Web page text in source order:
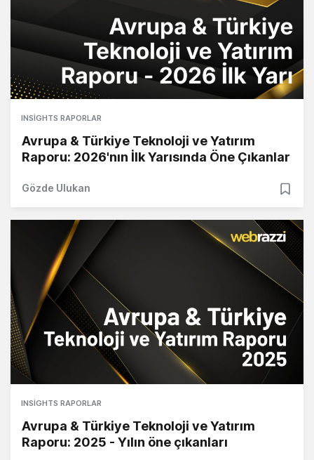
INSIGHTS RAPORLAR
Avrupa & Türkiye Teknoloji ve Yatırım
Raporu: 2026'nın İlk Yarısında Öne Çıkanlar
Gözde Ulukan
INSIGHTS RAPORLAR
Avrupa & Türkiye Teknoloji ve Yatırım
Raporu: 2025 - Yılın öne çıkanları